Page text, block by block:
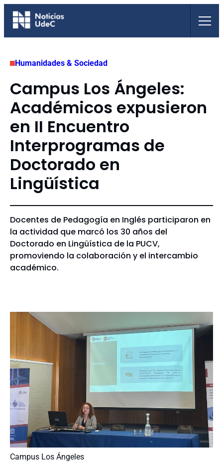
Saltar
Humanidades & Sociedad
Campus Los Ángeles:
Académicos expusieron
en II Encuentro
Interprogramas de
Doctorado en
Lingüística
Docentes de Pedagogía en Inglés participaron en
la actividad que marcó los 30 años del
Doctorado en Lingüística de la PUCV,
promoviendo la colaboración y el intercambio
académico.
Campus Los Ángeles